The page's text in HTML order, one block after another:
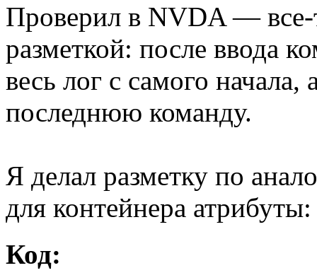
Проверил в NVDA — все-
разметкой: после ввода
весь лог с самого начала,
последнюю команду.
Я делал разметку по
для контейнера атрибуты:
Код: